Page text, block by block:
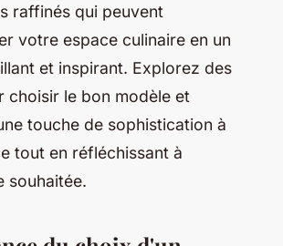
raffinés qui peuvent
votre espace culinaire en un
et inspirant. Explorez des
choisir le bon modèle et
touche de sophistication à
tout en réfléchissant à
souhaitée.